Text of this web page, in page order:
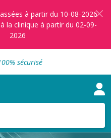
à partir du 10-08-2026
la clinique à partir du 02-09-
2026
vétérinaire
sécurisé
clinique vétérinaire
vétérinaire
clinique vétérinaire
en clinique